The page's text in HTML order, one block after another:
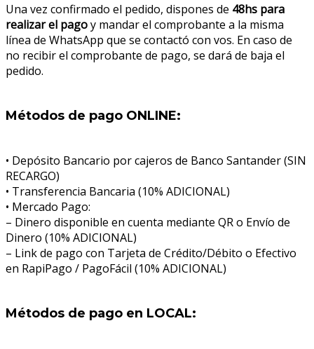
Una vez confirmado el pedido, dispones de 48hs para
realizar el pagoy mandar el comprobante a la misma
línea de WhatsApp que se contactó con vos. En caso de
no recibir el comprobante de pago, se dará de baja el
pedido.
Métodos de pago ONLINE:
• Depósito Bancario por cajeros de Banco Santander (SIN
RECARGO)
• Transferencia Bancaria (10% ADICIONAL)
• Mercado Pago:
– Dinero disponible en cuenta mediante QR o Envío de
Dinero (10% ADICIONAL)
– Link de pago con Tarjeta de Crédito/Débito o Efectivo
en RapiPago / PagoFácil (10% ADICIONAL)
Métodos de pago en LOCAL: